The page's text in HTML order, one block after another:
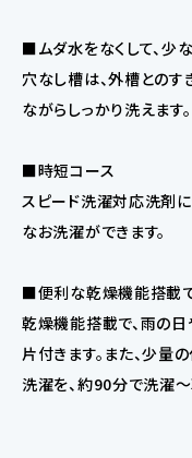
■ムダ水をなくして、少
穴なし槽は、外槽との
ながらしっかり洗えます。
■時短コース
スピード洗濯対応洗剤に
なお洗濯ができます。
■便利な乾燥機能搭載
乾燥機能搭載で、雨の
片付きます。また、少量
洗濯を、約90分で洗濯